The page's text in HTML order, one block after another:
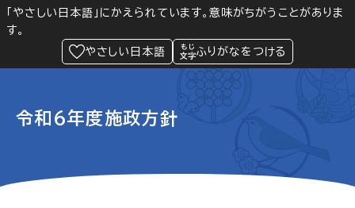
「やさしい日本語」にかえられています。意味がちがうことがありま
す。
やさしい日本語
ふりがなをつける
Language 閲覧支援
緊急情報
令和6年度施政方針